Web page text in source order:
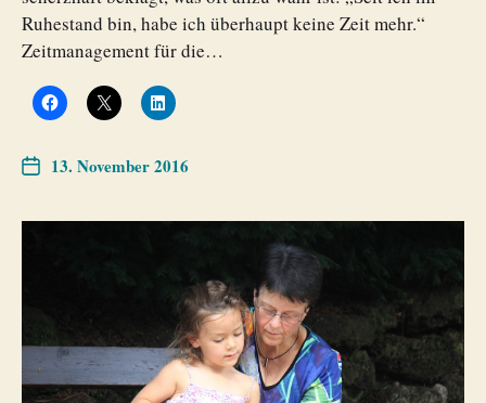
Ruhestand bin, habe ich überhaupt keine Zeit mehr.“
Zeitmanagement für die…
13. November 2016